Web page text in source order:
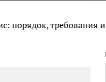
требования и